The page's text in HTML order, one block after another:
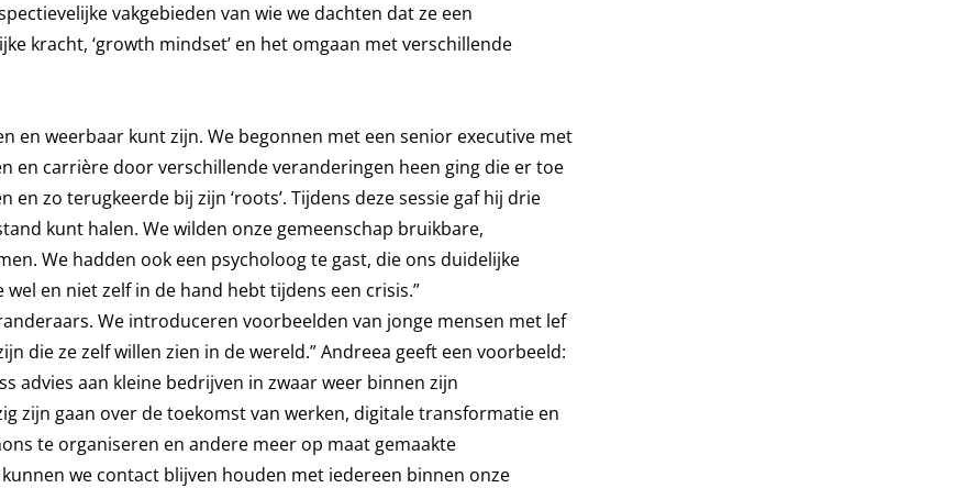
vakgebieden van wie we dachten dat ze een
kracht, ‘growth mindset’ en het omgaan met verschillende
en weerbaar kunt zijn. We begonnen met een senior executive met
en carrière door verschillende veranderingen heen ging die er toe
zo terugkeerde bij zijn ‘roots’. Tijdens deze sessie gaf hij drie
kunt halen. We wilden onze gemeenschap bruikbare,
We hadden ook een psycholoog te gast, die ons duidelijke
en niet zelf in de hand hebt tijdens een crisis.”
We introduceren voorbeelden van jonge mensen met lef
die ze zelf willen zien in de wereld.” Andreea geeft een voorbeeld:
advies aan kleine bedrijven in zwaar weer binnen zijn
zijn gaan over de toekomst van werken, digitale transformatie en
te organiseren en andere meer op maat gemaakte
we contact blijven houden met iedereen binnen onze